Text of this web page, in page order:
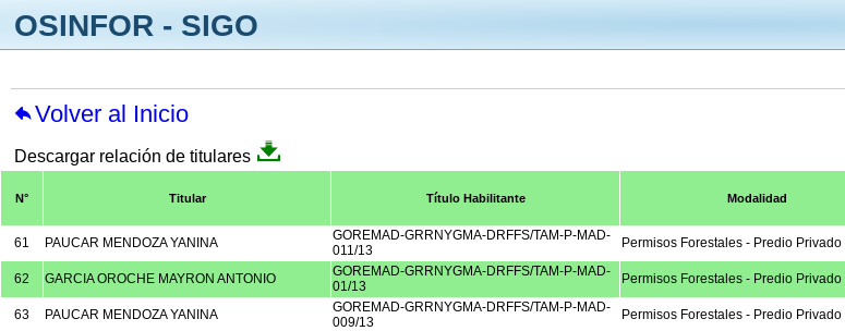
OSINFOR - SIGO
Volver al Inicio
Descargar relación de titulares
N° Titular Título Habilitante Modalidad
61 PAUCAR MENDOZA YANINA
GOREMAD-GRRNYGMA-DRFFS/TAM-P-MAD-
011/13
Permisos Forestales - Predio Privado
62 GARCIA OROCHE MAYRON ANTONIO
GOREMAD-GRRNYGMA-DRFFS/TAM-P-MAD-
01/13
Permisos Forestales - Predio Privado
63 PAUCAR MENDOZA YANINA
GOREMAD-GRRNYGMA-DRFFS/TAM-P-MAD-
009/13
Permisos Forestales - Predio Privado